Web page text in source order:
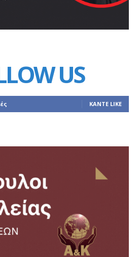
US
ΚΆΝΤΕ LIKE